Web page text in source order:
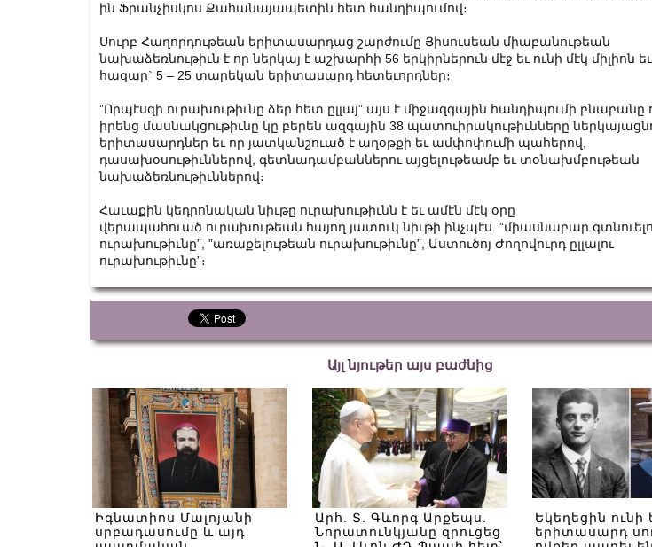
ին Ֆրանչիսկոս Քահանայապետին հետ հանդիպումով։
Սուրբ Հաղորդութեան երիտասարդաց շարժումը Յիսուսեան միաբանութեան
նախաձեռնութիւն է որ ներկայ է աշխարհի 56 երկիրներուն մէջ եւ ունի մէկ միլիոն
հազար` 5 – 25 տարեկան երիտասարդ հետեւորդներ։
”Որպէսզի ուրախութիւնը ձեր հետ ըլլայ” այս է միջազգային հանդիպումի բնաբանը
իրենց մասնակցութիւնը կը բերեն ազգային 38 պատուիրակութիւնները
երիտասարդներ եւ որ յատկանշուած է աղօթքի եւ ամփոփումի պահերով,
դասախօսութիւններով, գետնադամբաններու այցելութեամբ եւ տօնախմբութեան
նախաձեռնութիւններով։
Հաւաքին կեդրոնական նիւթը ուրախութիւնն է եւ ամէն մէկ օրը
վերապահուած ուրախութեան հայող յատուկ նիւթի ինչպէս. ”միասնաբար
ուրախութիւնը”, ”առաքելութեան ուրախութիւնը”, Աստուծոյ Ժողովուրդ ըլլալու
ուրախութիւնը”։
Այլ նյութեր այս բաժնից
Իգնատիոս Մալոյանի
սրբադասումը և այդ
Արհ. Տ. Գևորգ Արքեպս.
Նորատունկյանը զրուցեց
Եկեղեցին ունի
երիտասարդ